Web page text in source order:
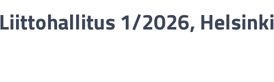
Liittohallitus 1/2026, Helsinki